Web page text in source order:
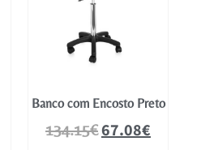
Banco com Encosto Preto
134.15€67.08€